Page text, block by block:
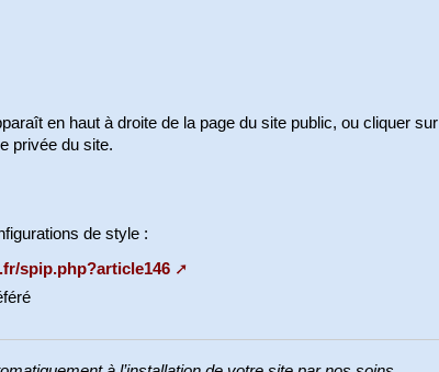
en haut à droite de la page du site public, ou cliquer sur
privée du site.
de style :
spip.php?article146